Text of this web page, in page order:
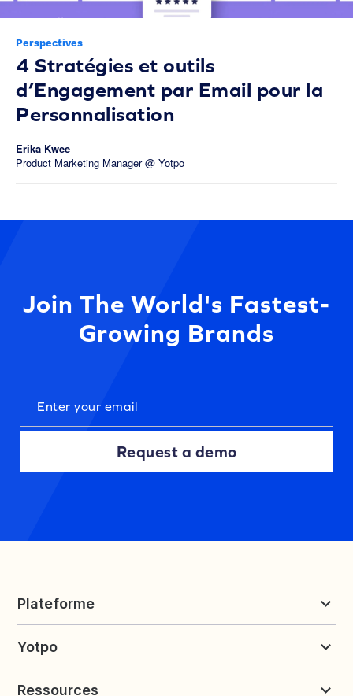
Perspectives
4 Stratégies et outils
d’Engagement par Email pour la
Personnalisation
Erika Kwee
Product Marketing Manager @ Yotpo
Join The World's Fastest-
Growing Brands
Request a demo
Plateforme
Fidélité et parrainage
Yotpo
Nous contacter
Ressources